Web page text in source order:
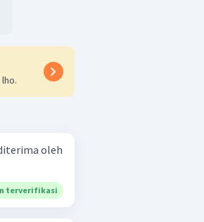
oleh
terverifikasi